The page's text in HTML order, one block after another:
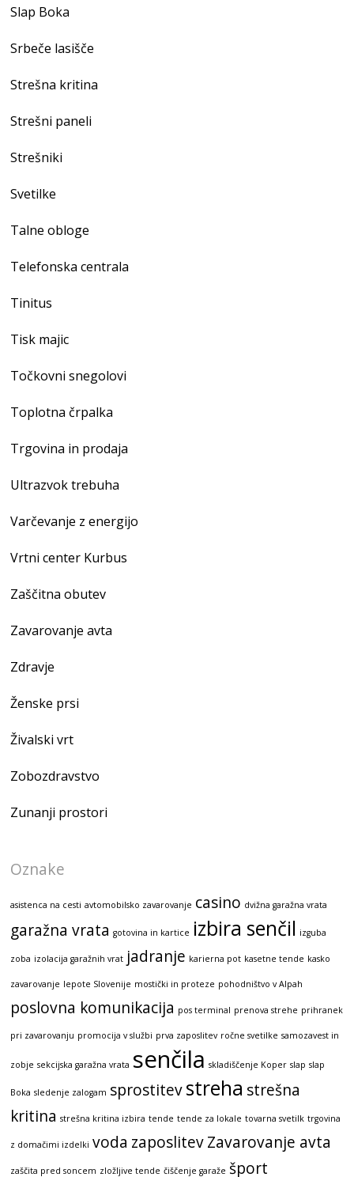
Slap Boka
Srbeče lasišče
Strešna kritina
Strešni paneli
Strešniki
Svetilke
Talne obloge
Telefonska centrala
Tinitus
Tisk majic
Točkovni snegolovi
Toplotna črpalka
Trgovina in prodaja
Ultrazvok trebuha
Varčevanje z energijo
Vrtni center Kurbus
Zaščitna obutev
Zavarovanje avta
Zdravje
Ženske prsi
Živalski vrt
Zobozdravstvo
Zunanji prostori
Oznake
asistenca na cesti avtomobilsko zavarovanje casino dvižna garažna vrata
garažna vrata gotovina in kartice izbira senčil izguba
zoba izolacija garažnih vrat jadranje karierna pot kasetne tende kasko
zavarovanje lepote Slovenije mostički in proteze pohodništvo v Alpah
poslovna komunikacija pos terminal prenova strehe prihranek
pri zavarovanju promocija v službi prva zaposlitev ročne svetilke samozavest in
zobje sekcijska garažna vrata senčila skladiščenje Koper slap slap
Boka sledenje zalogam sprostitevstreha strešna
kritina strešna kritina izbira tende tende za lokale tovarna svetilk trgovina
z domačimi izdelki voda zaposlitevZavarovanje avta
zaščita pred soncem zložljive tende čiščenje garaže šport